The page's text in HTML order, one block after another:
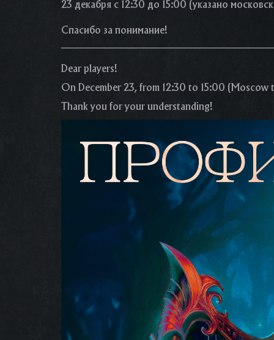
23 декабря с 12:30 до 15:00 (указано
Спасибо за понимание!
Dear players!
On December 23, from 12:30 to 15:00 (Moscow
Thank you for your understanding!